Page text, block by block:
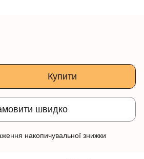
Купити
швидко
накопичувальної знижки